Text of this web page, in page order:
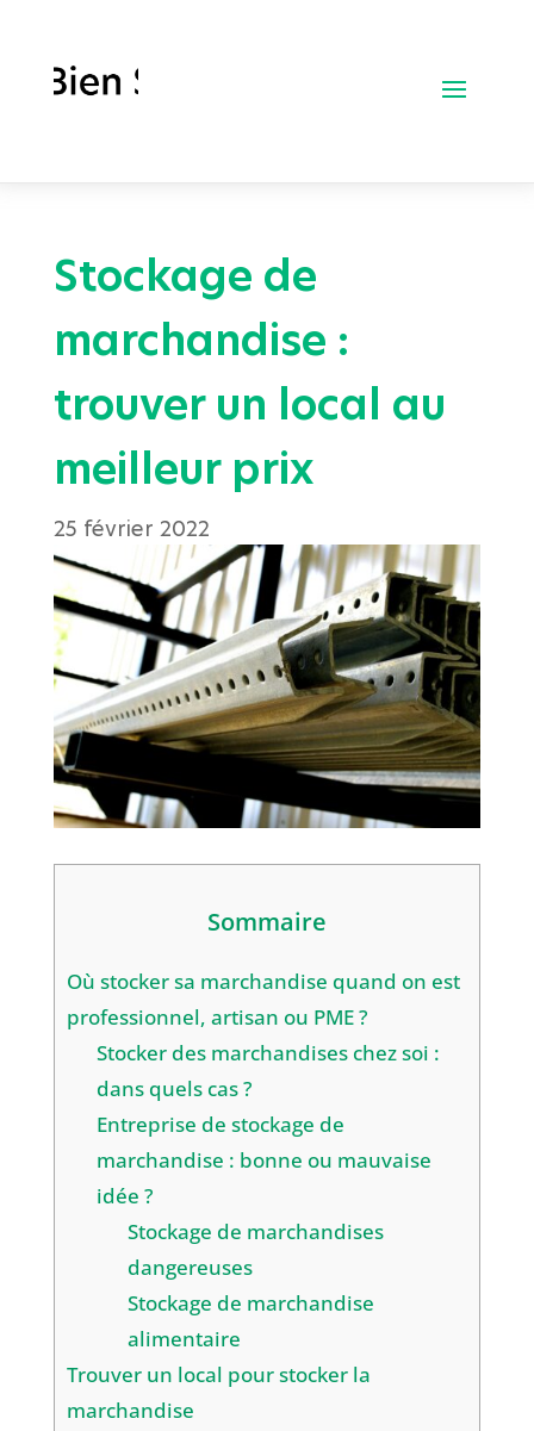
Stockage de
marchandise :
trouver un local au
meilleur prix
25 février 2022
Sommaire
Où stocker sa marchandise quand on est
professionnel, artisan ou PME ?
Stocker des marchandises chez soi :
dans quels cas ?
Entreprise de stockage de
marchandise : bonne ou mauvaise
idée ?
Stockage de marchandises
dangereuses
Stockage de marchandise
alimentaire
Trouver un local pour stocker la
marchandise